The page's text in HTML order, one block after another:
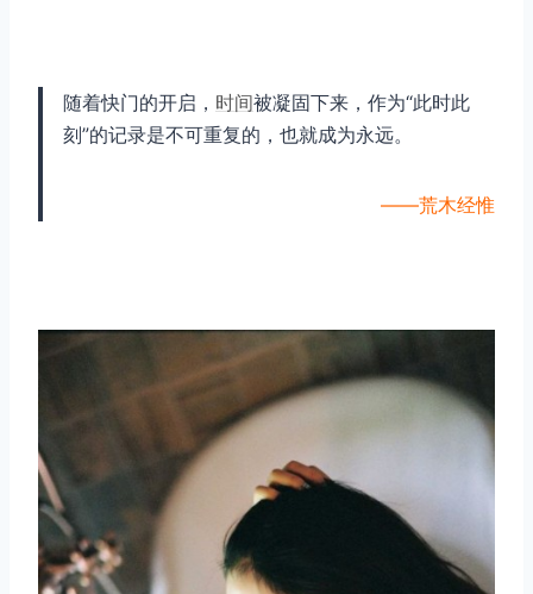
随着快门的开启， 时间被凝固下来，作为“此时此
刻”的记录是不可重复的，也就成为永远。
——荒木经惟